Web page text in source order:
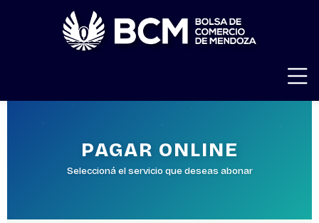
PAGAR ONLINE
Seleccioná el servicio que deseas abonar